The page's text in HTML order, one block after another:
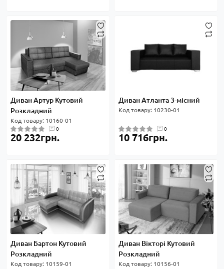
Диван Артур Кутовий
Розкладний
Код товару: 10160-01
0
20 232грн.
Диван Атланта 3-місний
Код товару: 10230-01
0
10 716грн.
Диван Бартон Кутовий
Розкладний
Код товару: 10159-01
Диван Вікторі Кутовий
Розкладний
Код товару: 10156-01